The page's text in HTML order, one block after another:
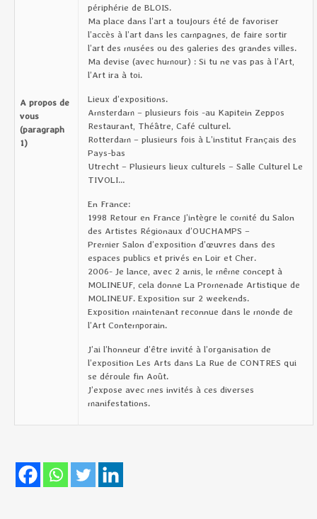
A propos de
vous
(paragraph
1)
périphérie de BLOIS.
Ma place dans l’art a toujours été de favoriser
l’accès à l’art dans les campagnes, de faire sortir
l’art des musées ou des galeries des grandes villes.
Ma devise (avec humour) : Si tu ne vas pas à l’Art,
l’Art ira à toi.
Lieux d’expositions.
Amsterdam – plusieurs fois -au Kapitein Zeppos
Restaurant, Théâtre, Café culturel.
Rotterdam – plusieurs fois à L’institut Français des
Pays-bas
Utrecht – Plusieurs lieux culturels – Salle Culturel Le
TIVOLI…
En France:
1998 Retour en France j’intègre le comité du Salon
des Artistes Régionaux d’OUCHAMPS –
Premier Salon d’exposition d’œuvres dans des
espaces publics et privés en Loir et Cher.
2006- Je lance, avec 2 amis, le même concept à
MOLINEUF, cela donne La Promenade Artistique de
MOLINEUF. Exposition sur 2 weekends.
Exposition maintenant reconnue dans le monde de
l’Art Contemporain.
J’ai l’honneur d’être invité à l’organisation de
l’exposition Les Arts dans La Rue de CONTRES qui
se déroule fin Août.
J’expose avec mes invités à ces diverses
manifestations.